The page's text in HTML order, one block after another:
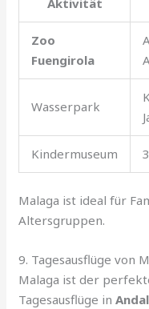
Zoo
Fuengirola
Wasserpark
Kindermuseum
Malaga ist ideal für
Altersgruppen.
9. Tagesausflüge von
Malaga ist der
Tagesausflüge in